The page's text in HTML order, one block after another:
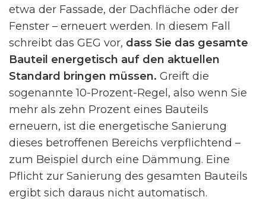
etwa der Fassade, der Dachfläche oder der
Fenster – erneuert werden. In diesem Fall
schreibt das GEG vor, dass Sie das gesamte
Bauteil energetisch auf den aktuellen
Standard bringen müssen. Greift die
sogenannte 10-Prozent-Regel, also wenn Sie
mehr als zehn Prozent eines Bauteils
erneuern, ist die energetische Sanierung
dieses betroffenen Bereichs verpflichtend –
zum Beispiel durch eine Dämmung. Eine
Pflicht zur Sanierung des gesamten Bauteils
ergibt sich daraus nicht automatisch.